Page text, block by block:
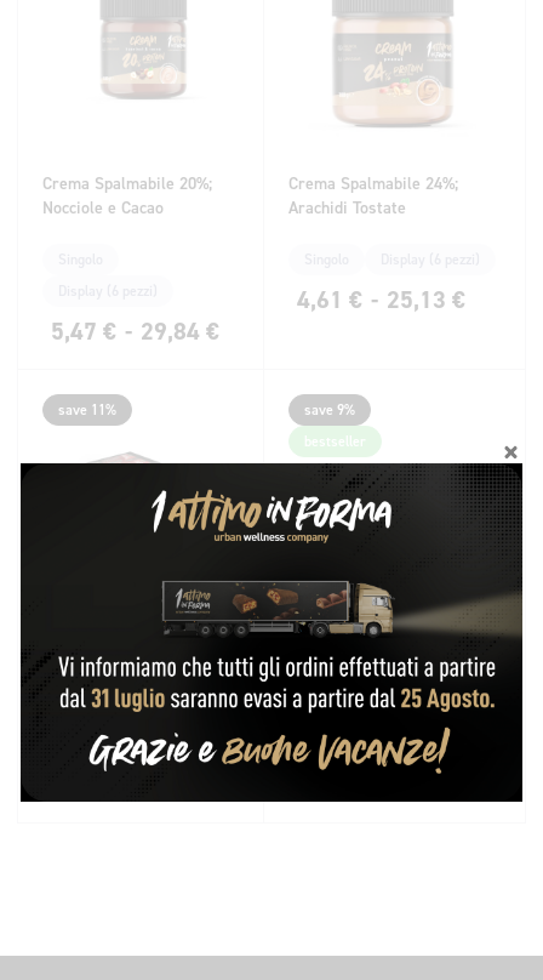
Crema Spalmabile 20%;
Nocciole e Cacao
5,47 € - 29,84 €
Crema Spalmabile 24%;
Arachidi Tostate
4,61 € - 25,13 €
save 11%
24 Barrette Proteiche 32%
con crema di Cacao e
Croccante di Soia
40,56€
36,13€
save 9%
bestseller
Protein Cookie 23%; Gusto
Brownie
Singolo
Display (18 pezzi)
31,41